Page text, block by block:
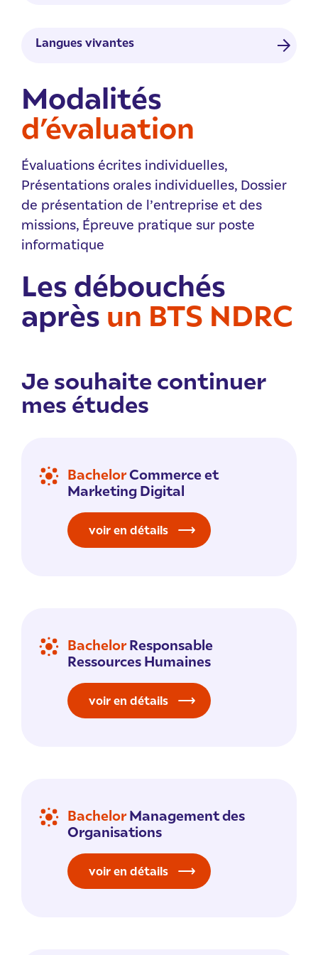
Créer et animer un réseau de vente
Communication courante et
Orthographe et grammaire
Langues vivantes
LV1 : Anglais commercial et
professionnel
Modalités
d’évaluation
Évaluations écrites individuelles,
Présentations orales individuelles, Dossier
de présentation de l’entreprise et des
missions, Épreuve pratique sur poste
informatique
Les débouchés
après un BTS NDRC
Je souhaite continuer
mes études
BachelorCommerce et
Marketing Digital
voir en détails
Bachelor Responsable
Ressources Humaines
voir en détails
Bachelor Management des
Organisations
voir en détails